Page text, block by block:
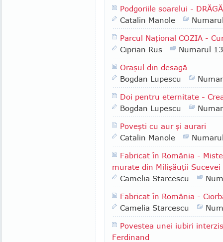
Podgoriile soarelui -
Catalin Manole
Parcul Naţional COZIA -
Ciprian Rus
Numarul
Oraşul din desagă
Bogdan Lupescu
Doi pentru eternitate -
Bogdan Lupescu
Poveşti cu aur şi aurari
Catalin Manole
Fabricat în România -
murate din Milişăuţii Sucevei
Camelia Starcescu
Fabricat în România -
Camelia Starcescu
Povestea unei iubiri
Ferdinand